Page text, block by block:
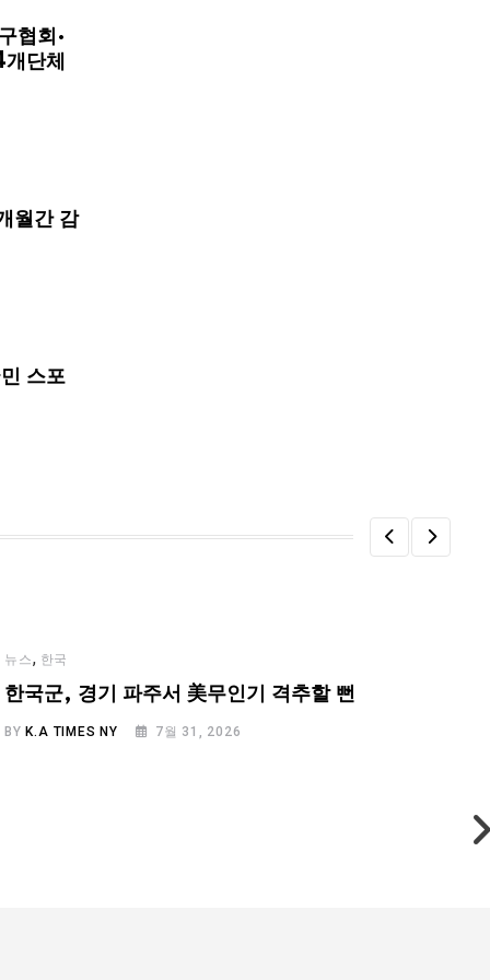
협회·
단체
월간 감
스포
뉴스, 한국
한국군, 경기 파주서 美무인기 격추할 뻔
BYK.A TIMES NY 7월 31, 2026